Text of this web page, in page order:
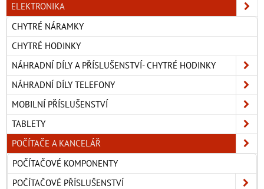
ELEKTRONIKA
CHYTRÉ NÁRAMKY
CHYTRÉ HODINKY
NÁHRADNÍ DÍLY A PŘÍSLUŠENSTVÍ- CHYTRÉ HODINKY
NÁHRADNÍ DÍLY TELEFONY
MOBILNÍ PŘÍSLUŠENSTVÍ
TABLETY
POČÍTAČE A KANCELÁŘ
POČÍTAČOVÉ KOMPONENTY
POČÍTAČOVÉ PŘÍSLUŠENSTVÍ